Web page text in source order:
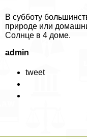
В субботу
природе или
Солнце в 4 доме.
admin
tweet